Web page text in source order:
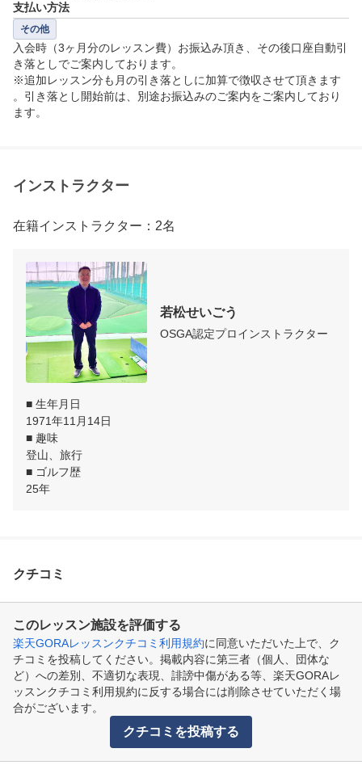
支払い方法
その他
入会時（3ヶ月分のレッスン費）お振込み頂き、その後口座自動引
き落としでご案内しております。
※追加レッスン分も月の引き落としに加算で徴収させて頂きます
。引き落とし開始前は、別途お振込みのご案内をご案内しており
ます。
インストラクター
在籍インストラクター：2名
若松せいごう
OSGA認定プロインストラクター
■ 生年月日
1971年11月14日
■ 趣味
登山、旅行
■ ゴルフ歴
25年
クチコミ
このレッスン施設を評価する
楽天GORAレッスンクチコミ利用規約に同意いただいた上で、ク
チコミを投稿してください。掲載内容に第三者（個人、団体な
ど）への差別、不適切な表現、誹謗中傷がある等、楽天GORAレ
ッスンクチコミ利用規約に反する場合には削除させていただく場
合がございます。
クチコミを投稿する